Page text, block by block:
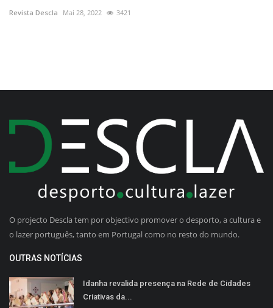
Revista Descla Mai 28, 2022 3421
O projecto Descla tem por objectivo promover o desporto, a cultura e
o lazer português, tanto em Portugal como no resto do mundo.
OUTRAS NOTÍCIAS
Idanha revalida presença na Rede de Cidades
Criativas da...